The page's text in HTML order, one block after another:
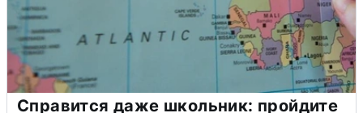
Справится даже школьник: пройдите